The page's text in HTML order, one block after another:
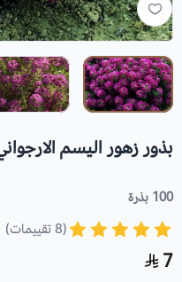
بذور زهور اليسم
100 بذرة
(8 تقييمات)
7